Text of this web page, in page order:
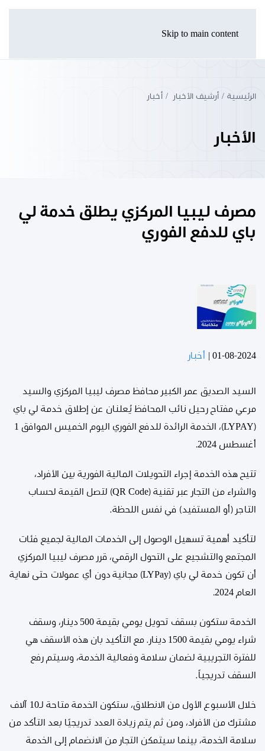
Skip to main content
الرئيسية أرشيف الأخبار أخبار
الأخبار
مصرف ليبيا المركزي يطلق خدمة لي
باي للدفع الفوري
01-08-2024 أخبار
السيد الصديق عمر الكبير محافظ مصرف ليبيا المركزي والسيد
مرعي مفتاح رحيل نائب المحافظ يُعلنان عن إطلاق خدمة لي باي
(LYPAY)، الخدمة الرائدة للدفع الفوري اليوم الخميس الموافق 1
أغسطس 2024.
تتيح هذه الخدمة إجراء التحويلات المالية الفورية بين الأفراد،
والشراء من التجار عبر تقنية (QR Code) لتصل القيمة لحساب
التاجر (أو المستفيد) في نفس اللحظة.
لتأكيد أهمية تسهيل الوصول إلى الخدمات المالية لجميع فئات
المجتمع والتشجيع على التحول الرقمي، قرر مصرف ليبيا المركزي
أن تكون خدمة لي باي (LYPay) مجانية دون أي عمولات حتى نهاية
العام 2024.
الخدمة ستكون بسقف تحويل يومي بقيمة 500 دينار، وسقف
شراء يومي بقيمة 1500 دينار. مع التأكيد بان هذه الأسقف هي
للفترة التجريبية لضمان سلامة وفعالية الخدمة، وسيتم رفع
السقف تدريجياً.
خلال الأسبوع الأول من الانطلاق، ستكون الخدمة متاحة لـ10 آلاف
مشترك من الأفراد، ومن ثم يتم زيادة العدد تدريجيًا بعد التأكد من
سلامة الخدمة، بينما سيتمكن التجار من الانضمام إلى الخدمة